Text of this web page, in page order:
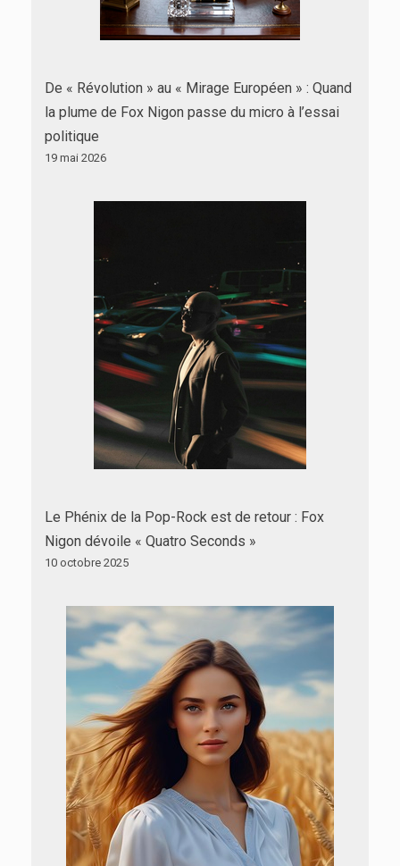
De « Révolution » au « Mirage Européen » : Quand
la plume de Fox Nigon passe du micro à l’essai
politique
19 mai 2026
Le Phénix de la Pop-Rock est de retour : Fox
Nigon dévoile « Quatro Seconds »
10 octobre 2025